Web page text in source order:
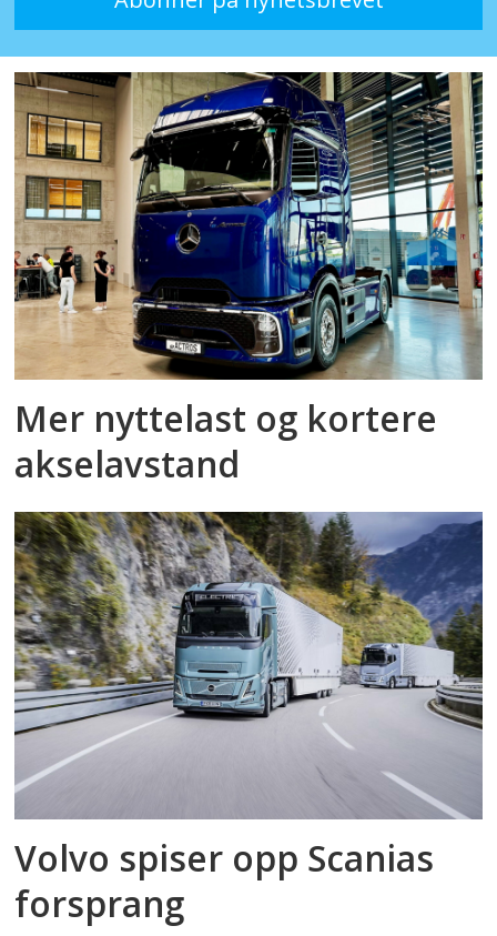
Mer nyttelast og kortere
akselavstand
Volvo spiser opp Scanias
forsprang